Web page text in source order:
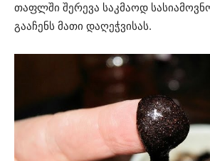
თაფლში შერევა საკმაოდ
გააჩენს მათი დაღეჭვისას.